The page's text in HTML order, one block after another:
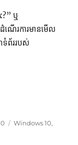
ឬ
ណើរការមានមើល
ទំព័ររបស់
Tags
Windows 10,